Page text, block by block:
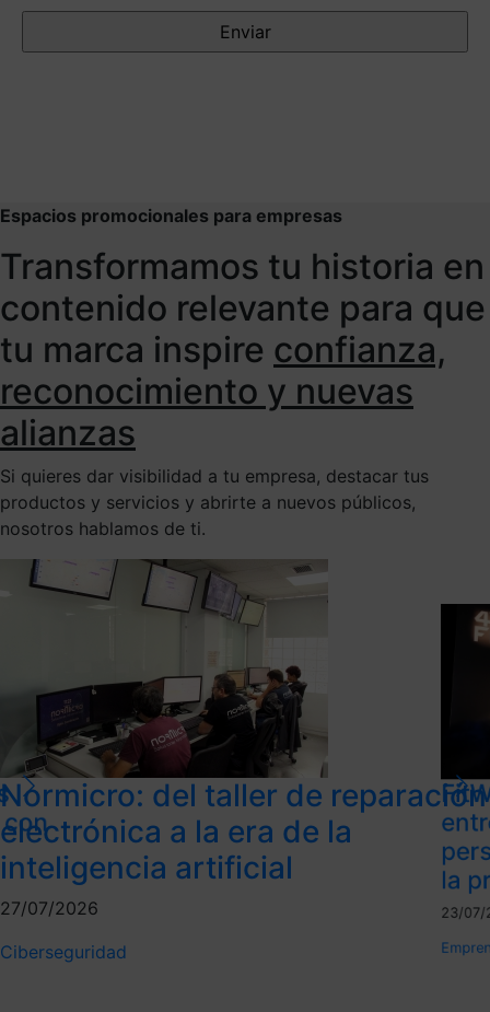
Espacios promocionales para empresas
Transformamos tu historia en
contenido relevante para que
tu marca inspire confianza,
reconocimiento y nuevas
alianzas
Si quieres dar visibilidad a tu empresa, destacar tus
productos y servicios y abrirte a nuevos públicos,
nosotros hablamos de ti.
Normicro: del taller de reparación
electrónica a la era de la
inteligencia artificial
27/07/2026
Ciberseguridad
la
23/07/